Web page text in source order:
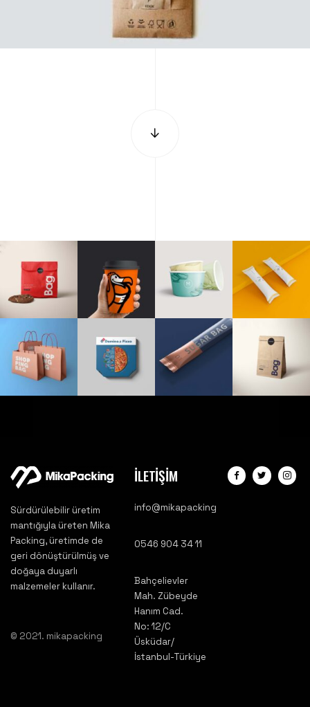
Sürdürülebilir üretim
mantığıyla üreten Mika
Packing, üretimde de
geri dönüştürülmüş ve
doğaya duyarlı
malzemeler kullanır.
© 2021. mikapacking
İLETİŞİM
info@mikapacking
0546 904 34 11
Bahçelievler
Mah. Zübeyde
Hanım Cad.
No: 12/C
Üsküdar/
İstanbul-Türkiye